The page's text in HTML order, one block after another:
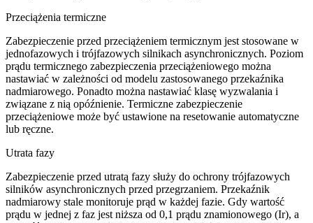
Przeciążenia termiczne
Zabezpieczenie przed przeciążeniem termicznym jest stosowane w
jednofazowych i trójfazowych silnikach asynchronicznych. Poziom
prądu termicznego zabezpieczenia przeciążeniowego można
nastawiać w zależności od modelu zastosowanego przekaźnika
nadmiarowego. Ponadto można nastawiać klasę wyzwalania i
związane z nią opóźnienie. Termiczne zabezpieczenie
przeciążeniowe może być ustawione na resetowanie automatyczne
lub ręczne.
Utrata fazy
Zabezpieczenie przed utratą fazy służy do ochrony trójfazowych
silników asynchronicznych przed przegrzaniem. Przekaźnik
nadmiarowy stale monitoruje prąd w każdej fazie. Gdy wartość
prądu w jednej z faz jest niższa od 0,1 prądu znamionowego (Ir), a